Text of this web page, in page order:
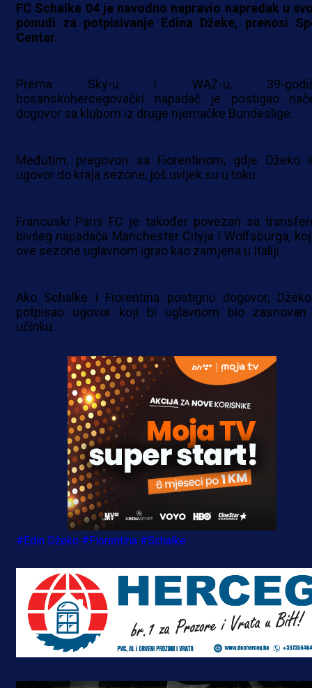
FC Schalke 04 je navodno napravio napredak u
ponudi za potpisivanje Edina Džeke, prenosi
Centar.
Prema Sky-u i WAZ-u, 39-
bosanskohercegovački napadač je postigao
dogovor sa klubom iz druge njemačke Bundeslige.
Međutim, pregovori sa Fiorentinom, gdje Džeko
ugovor do kraja sezone, još uvijek su u toku.
Francuski Paris FC je također povezan sa
bivšeg napadača Manchester Cityja i Wolfsburga,
ove sezone uglavnom igrao kao zamjena u Italiji.
Ako Schalke i Fiorentina postignu dogovor,
potpisao ugovor koji bi uglavnom bio zasnovan
učinku.
#Edin Džeko #Fiorentina #Schalke